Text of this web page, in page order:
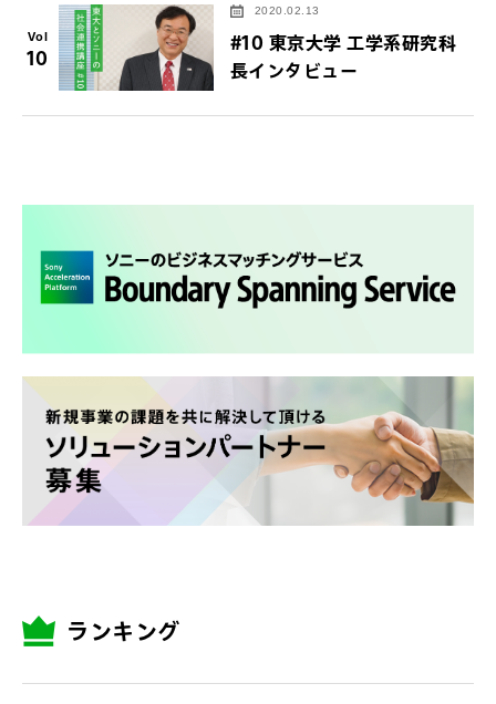
Vol
10
2020.02.13
#10 東京大学 工学系研究科
長インタビュー
ランキング